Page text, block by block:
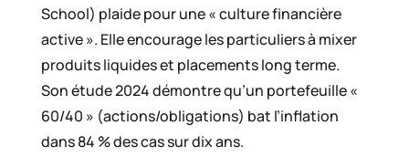
School) plaide pour une « culture financière
active ». Elle encourage les particuliers à mixer
produits liquides et placements long terme.
Son étude 2024 démontre qu’un portefeuille «
60/40 » (actions/obligations) bat l’inflation
dans 84 % des cas sur dix ans.